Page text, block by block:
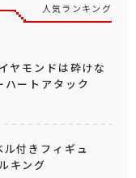
人気ランキング
ヤモンドは砕けな
ートアタック
付きフィギュ
キング